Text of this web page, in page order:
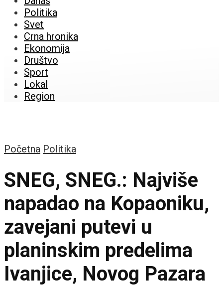
Politika
Svet
Crna hronika
Ekonomija
Društvo
Sport
Lokal
Region
Početna Politika
SNEG, SNEG.: Najviše
napadao na Kopaoniku,
zavejani putevi u
planinskim predelima
Ivanjice, Novog Pazara